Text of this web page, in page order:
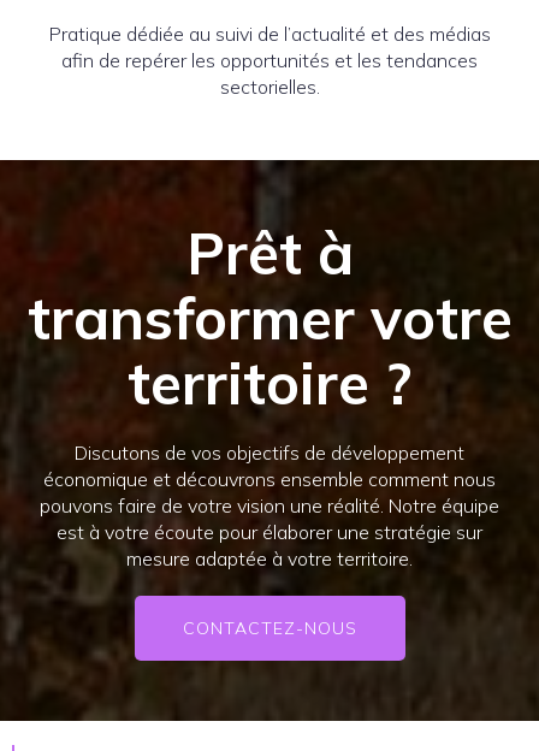
Pratique dédiée au suivi de l’actualité et des médias
afin de repérer les opportunités et les tendances
sectorielles.
Prêt à
transformer votre
territoire ?
Discutons de vos objectifs de développement
économique et découvrons ensemble comment nous
pouvons faire de votre vision une réalité. Notre équipe
est à votre écoute pour élaborer une stratégie sur
mesure adaptée à votre territoire.
CONTACTEZ-NOUS